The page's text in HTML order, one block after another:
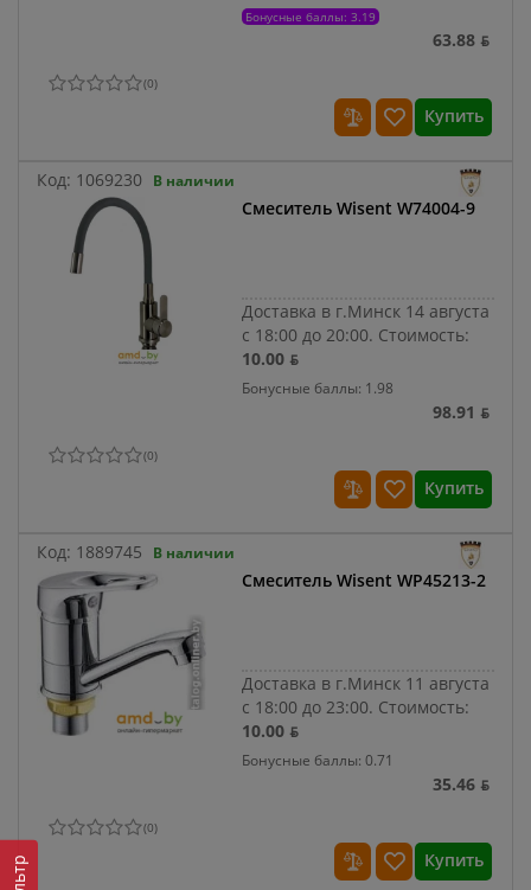
Бонусные баллы: 3.19
63.88 ƃ
(0)
Купить
Код: 1069230 В наличии
Смеситель Wisent W74004-9
Доставка в г.Минск 14 августа
с 18:00 до 20:00. Стоимость:
10.00 ƃ
Бонусные баллы: 1.98
98.91 ƃ
(0)
Купить
Код: 1889745 В наличии
Смеситель Wisent WP45213-2
Доставка в г.Минск 11 августа
с 18:00 до 23:00. Стоимость:
10.00 ƃ
Бонусные баллы: 0.71
35.46 ƃ
(0)
Купить